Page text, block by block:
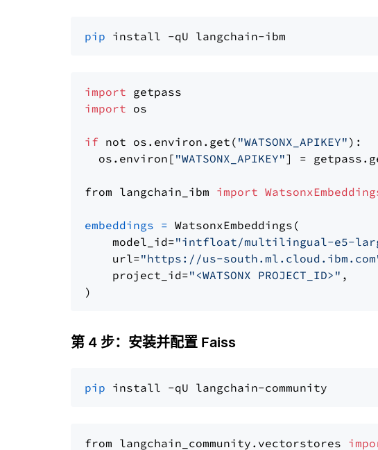
pip
import
import os
if not os.environ.get( "WATSONX_APIKEY" ):
  os.environ[
"WATSONX_APIKEY"] =
from langchain_ibm import
embeddings = WatsonxEmbeddings(
    model_id=
"intfloat/multilingual-e5-
    url=
"https://us-
    project_id=
"<WATSONX PROJECT_ID>" ,
第 4 步：安装并配置 Faiss
pip
from langchain_community.vectorstores